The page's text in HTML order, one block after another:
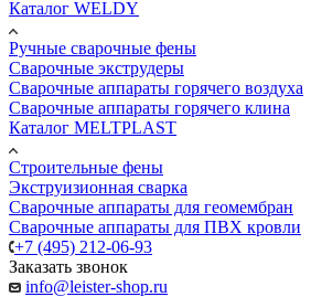
Каталог WELDY
Ручные сварочные фены
Сварочные экструдеры
Сварочные аппараты горячего воздуха
Сварочные аппараты горячего клина
Каталог MELTPLAST
Строительные фены
Экструизионная сварка
Сварочные аппараты для геомембран
Сварочные аппараты для ПВХ кровли
+7 (495) 212-06-93
Заказать звонок
info@leister-shop.ru